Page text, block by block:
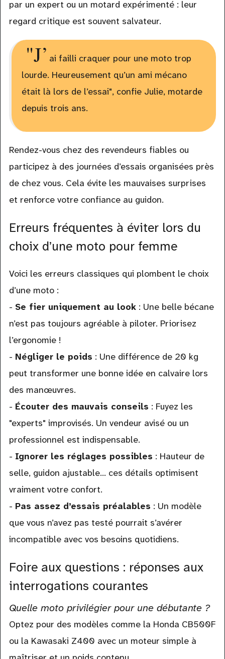
par un expert ou un motard expérimenté : leur
regard critique est souvent salvateur.
"J’ ai failli craquer pour une moto trop
lourde. Heureusement qu’un ami mécano
était là lors de l’essai", confie Julie, motarde
depuis trois ans.
Rendez-vous chez des revendeurs fiables ou
participez à des journées d’essais organisées près
de chez vous. Cela évite les mauvaises surprises
et renforce votre confiance au guidon.
Erreurs fréquentes à éviter lors du
choix d’une moto pour femme
Voici les erreurs classiques qui plombent le choix
d’une moto :
- Se fier uniquement au look: Une belle bécane
n’est pas toujours agréable à piloter. Priorisez
l’ergonomie !
- Négliger le poids : Une différence de 20 kg
peut transformer une bonne idée en calvaire lors
des manœuvres.
- Écouter des mauvais conseils : Fuyez les
"experts" improvisés. Un vendeur avisé ou un
professionnel est indispensable.
- Ignorer les réglages possibles : Hauteur de
selle, guidon ajustable… ces détails optimisent
vraiment votre confort.
- Pas assez d’essais préalables : Un modèle
que vous n’avez pas testé pourrait s’avérer
incompatible avec vos besoins quotidiens.
Foire aux questions : réponses aux
interrogations courantes
Quelle moto privilégier pour une débutante ?
Optez pour des modèles comme la Honda CB500F
ou la Kawasaki Z400 avec un moteur simple à